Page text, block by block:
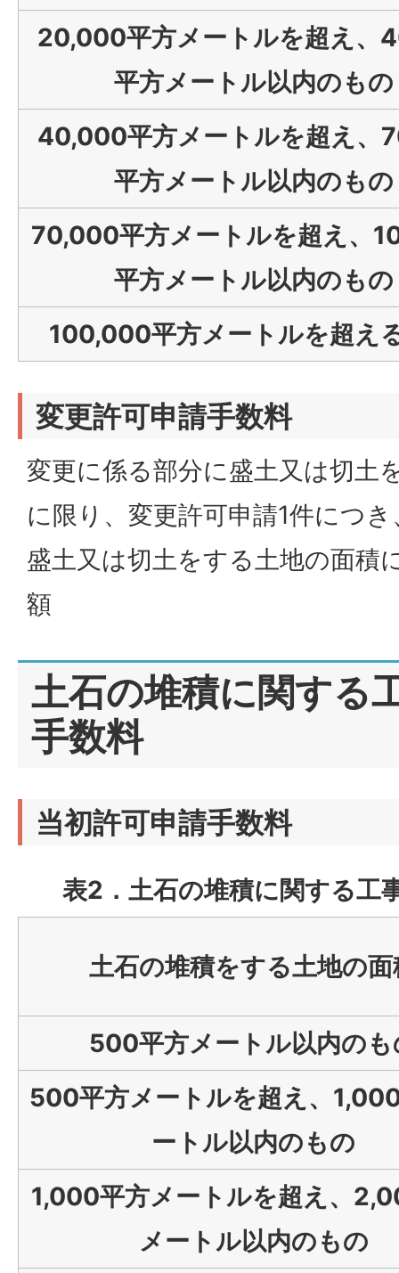
20,000平方メートルを超え、
平方メートル以内のもの
40,000平方メートルを超え、
平方メートル以内のもの
70,000平方メートルを超え、
平方メートル以内のもの
100,000平方メートルを超え
変更許可申請手数料
変更に係る部分に盛土又は切土
に限り、変更許可申請1件につ
盛土又は切土をする土地の面積
額
土石の堆積に関する
手数料
当初許可申請手数料
表2．土石の堆積に関する工
土石の堆積をする土地の面
500平方メートル以内のも
500平方メートルを超え、
ートル以内のもの
1,000平方メートルを超え、
メートル以内のもの